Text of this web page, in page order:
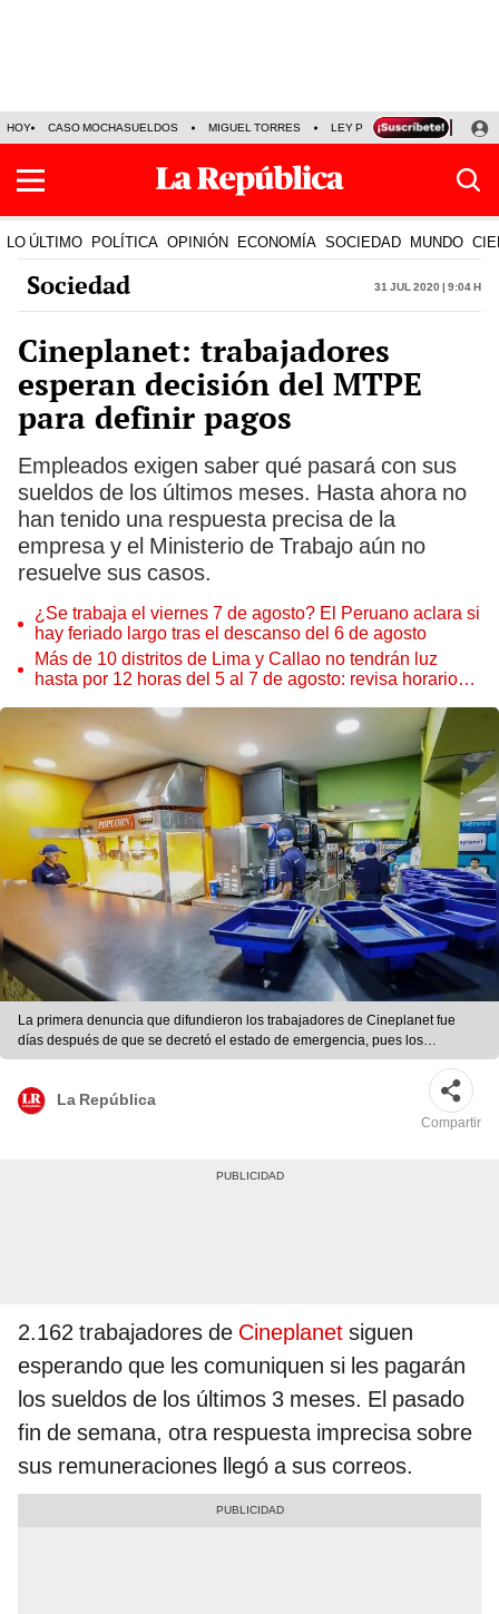
HOY CASO MOCHASUELDOS MIGUEL TORRES LEY PULPÍN PRECIO DEL
LO ÚLTIMO POLÍTICA OPINIÓN ECONOMÍA SOCIEDAD MUNDO
Sociedad 31 Jul 2020 | 9:04 h
Cineplanet: trabajadores
esperan decisión del MTPE
para definir pagos
Empleados exigen saber qué pasará con sus
sueldos de los últimos meses. Hasta ahora no
han tenido una respuesta precisa de la
empresa y el Ministerio de Trabajo aún no
resuelve sus casos.
¿Se trabaja el viernes 7 de agosto? El Peruano aclara si
hay feriado largo tras el descanso del 6 de agosto
Más de 10 distritos de Lima y Callao no tendrán luz
hasta por 12 horas del 5 al 7 de agosto: revisa horarios y
La primera denuncia que difundieron los trabajadores de Cineplanet fue
días después de que se decretó el estado de emergencia, pues los
despidieron de forma intempestiva. Foto: La República.
La República
Compartir
2.162 trabajadores de Cineplanet siguen
esperando que les comuniquen si les pagarán
los sueldos de los últimos 3 meses. El pasado
fin de semana, otra respuesta imprecisa sobre
sus remuneraciones llegó a sus correos.